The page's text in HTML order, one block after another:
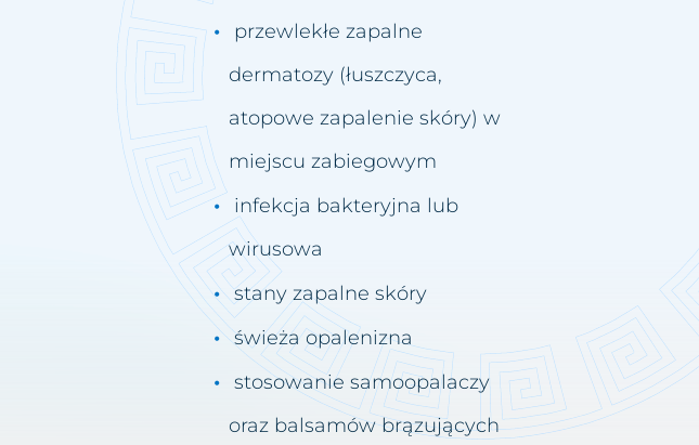
przewlekłe zapalne
dermatozy (łuszczyca,
atopowe zapalenie skóry) w
miejscu zabiegowym
infekcja bakteryjna lub
wirusowa
stany zapalne skóry
świeża opalenizna
stosowanie samoopalaczy
oraz balsamów brązujących